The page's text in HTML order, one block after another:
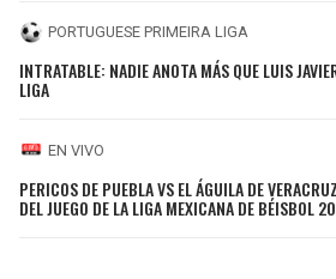
PORTUGUESE PRIMEIRA LIGA
INTRATABLE: NADIE ANOTA MÁS QUE LUIS
LIGA
EN VIVO
PERICOS DE PUEBLA VS EL ÁGUILA DE
DEL JUEGO DE LA LIGA MEXICANA DE BÉISBOL